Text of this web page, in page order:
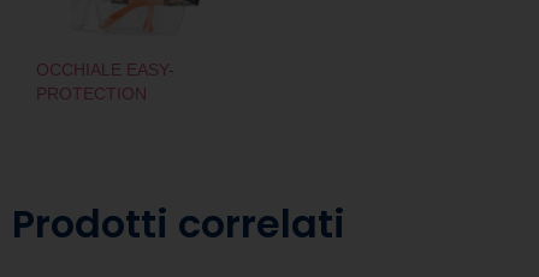
OCCHIALE EASY-
PROTECTION
Prodotti correlati